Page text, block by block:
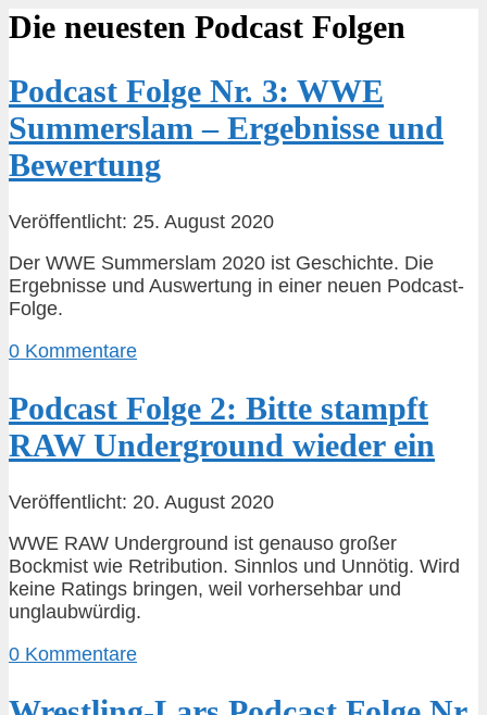
Die neuesten Podcast Folgen
Podcast Folge Nr. 3: WWE
Summerslam – Ergebnisse und
Bewertung
Veröffentlicht: 25. August 2020
Der WWE Summerslam 2020 ist Geschichte. Die
Ergebnisse und Auswertung in einer neuen Podcast-
Folge.
0 Kommentare
Podcast Folge 2: Bitte stampft
RAW Underground wieder ein
Veröffentlicht: 20. August 2020
WWE RAW Underground ist genauso großer
Bockmist wie Retribution. Sinnlos und Unnötig. Wird
keine Ratings bringen, weil vorhersehbar und
unglaubwürdig.
0 Kommentare